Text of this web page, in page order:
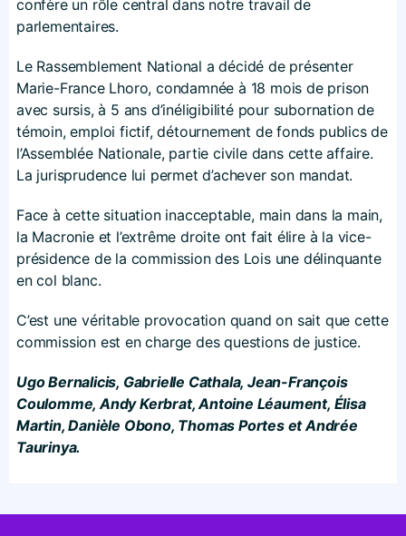
confère un rôle central dans notre travail de
parlementaires.
Le Rassemblement National a décidé de présenter
Marie-France Lhoro, condamnée à 18 mois de prison
avec sursis, à 5 ans d’inéligibilité pour subornation de
témoin, emploi fictif, détournement de fonds publics de
l’Assemblée Nationale, partie civile dans cette affaire.
La jurisprudence lui permet d’achever son mandat.
Face à cette situation inacceptable, main dans la main,
la Macronie et l’extrême droite ont fait élire à la vice-
présidence de la commission des Lois une délinquante
en col blanc.
C’est une véritable provocation quand on sait que cette
commission est en charge des questions de justice.
Ugo Bernalicis, Gabrielle Cathala, Jean-François
Coulomme, Andy Kerbrat, Antoine Léaument, Élisa
Martin, Danièle Obono, Thomas Portes et Andrée
Taurinya.